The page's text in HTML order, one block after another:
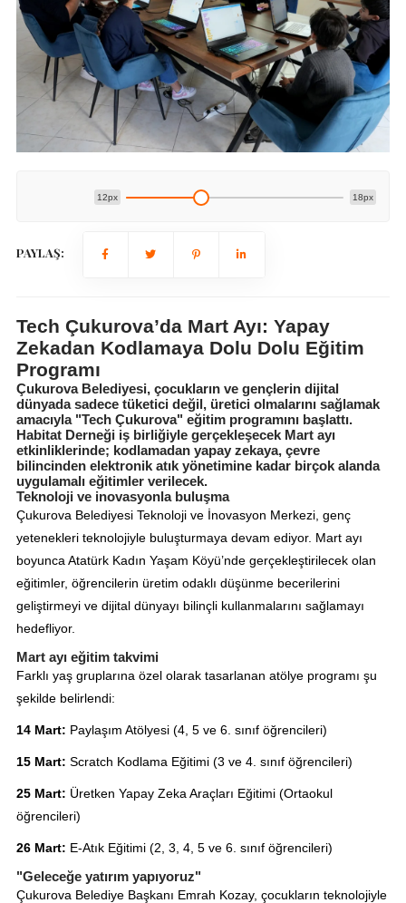
12px 18px
PAYLAŞ:
Tech Çukurova’da Mart Ayı: Yapay
Zekadan Kodlamaya Dolu Dolu Eğitim
Programı
Çukurova Belediyesi, çocukların ve gençlerin dijital
dünyada sadece tüketici değil, üretici olmalarını sağlamak
amacıyla "Tech Çukurova" eğitim programını başlattı.
Habitat Derneği iş birliğiyle gerçekleşecek Mart ayı
etkinliklerinde; kodlamadan yapay zekaya, çevre
bilincinden elektronik atık yönetimine kadar birçok alanda
uygulamalı eğitimler verilecek.
Teknoloji ve inovasyonla buluşma
Çukurova Belediyesi Teknoloji ve İnovasyon Merkezi, genç
yetenekleri teknolojiyle buluşturmaya devam ediyor. Mart ayı
boyunca Atatürk Kadın Yaşam Köyü’nde gerçekleştirilecek olan
eğitimler, öğrencilerin üretim odaklı düşünme becerilerini
geliştirmeyi ve dijital dünyayı bilinçli kullanmalarını sağlamayı
hedefliyor.
Mart ayı eğitim takvimi
Farklı yaş gruplarına özel olarak tasarlanan atölye programı şu
şekilde belirlendi:
14 Mart: Paylaşım Atölyesi (4, 5 ve 6. sınıf öğrencileri)
15 Mart: Scratch Kodlama Eğitimi (3 ve 4. sınıf öğrencileri)
25 Mart: Üretken Yapay Zeka Araçları Eğitimi (Ortaokul
öğrencileri)
26 Mart: E-Atık Eğitimi (2, 3, 4, 5 ve 6. sınıf öğrencileri)
"Geleceğe yatırım yapıyoruz"
Çukurova Belediye Başkanı Emrah Kozay, çocukların teknolojiyle